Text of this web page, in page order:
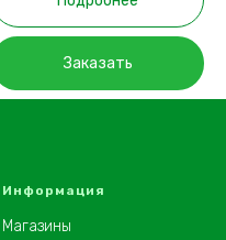
Заказать
Информация
Магазины